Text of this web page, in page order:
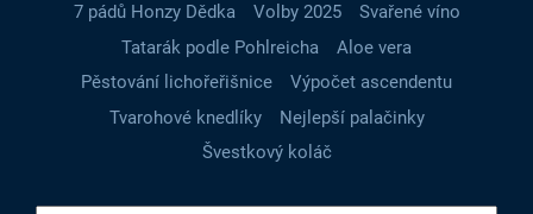
7 pádů Honzy Dědka
Volby 2025
Svařené víno
Tatarák podle Pohlreicha
Aloe vera
Pěstování lichořeřišnice
Výpočet ascendentu
Tvarohové knedlíky
Nejlepší palačinky
Švestkový koláč